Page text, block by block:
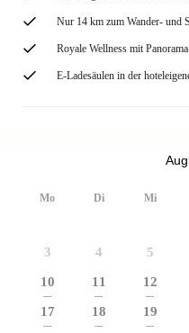
Nur 14 km zum Wander- und
Royale Wellness mit
E-Ladesäulen in der
Mo Di Mi
3 4 5
10
---
11
---
12
---
17
---
18
---
19
---